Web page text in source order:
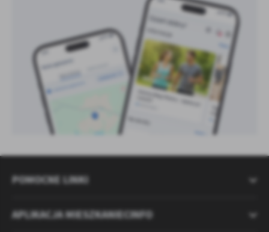
POMOCNE LINKI
APLIKACJA MIESZKANIECINFO